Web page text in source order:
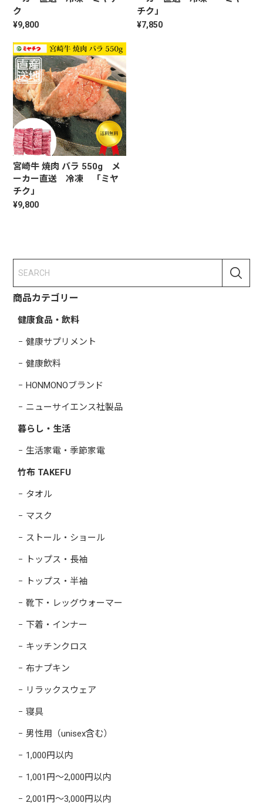
商品カテゴリー
健康食品・飲料
健康サプリメント
健康飲料
HONMONOブランド
ニューサイエンス社製品
暮らし・生活
生活家電・季節家電
竹布 TAKEFU
タオル
マスク
ストール・ショール
トップス・長袖
トップス・半袖
靴下・レッグウォーマー
下着・インナー
キッチンクロス
布ナプキン
リラックスウェア
寝具
男性用（unisex含む）
1,000円以内
1,001円～2,000円以内
2,001円～3,000円以内
ク
¥9,800
チク」
¥7,850
宮崎牛 焼肉 バラ 550g メ
ーカー直送 冷凍 「ミヤ
チク」
¥9,800